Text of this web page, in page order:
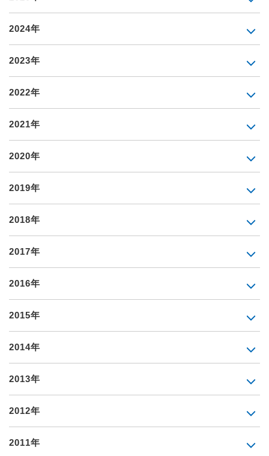
2024年
2023年
2022年
2021年
2020年
2019年
2018年
2017年
2016年
2015年
2014年
2013年
2012年
2011年